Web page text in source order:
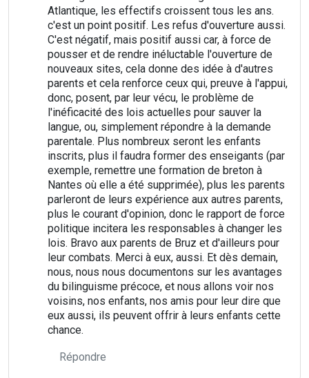
Atlantique, les effectifs croissent tous les ans.
c'est un point positif. Les refus d'ouverture aussi.
C'est négatif, mais positif aussi car, à force de
pousser et de rendre inéluctable l'ouverture de
nouveaux sites, cela donne des idée à d'autres
parents et cela renforce ceux qui, preuve à l'appui,
donc, posent, par leur vécu, le problème de
l'inéficacité des lois actuelles pour sauver la
langue, ou, simplement répondre à la demande
parentale. Plus nombreux seront les enfants
inscrits, plus il faudra former des enseigants (par
exemple, remettre une formation de breton à
Nantes où elle a été supprimée), plus les parents
parleront de leurs expérience aux autres parents,
plus le courant d'opinion, donc le rapport de force
politique incitera les responsables à changer les
lois. Bravo aux parents de Bruz et d'ailleurs pour
leur combats. Merci à eux, aussi. Et dès demain,
nous, nous nous documentons sur les avantages
du bilinguisme précoce, et nous allons voir nos
voisins, nos enfants, nos amis pour leur dire que
eux aussi, ils peuvent offrir à leurs enfants cette
chance.
Répondre